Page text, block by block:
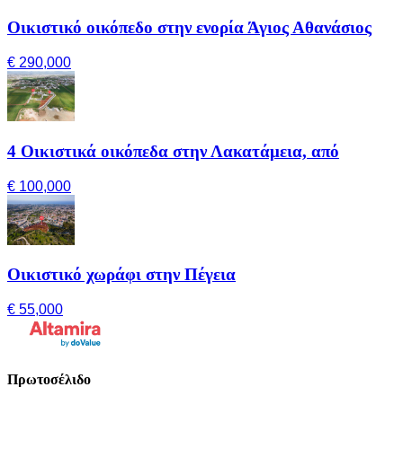
Οικιστικό οικόπεδο στην ενορία Άγιος Αθανάσιος
€ 290,000
4 Οικιστικά οικόπεδα στην Λακατάμεια, από
€ 100,000
Οικιστικό χωράφι στην Πέγεια
€ 55,000
Πρωτοσέλιδο